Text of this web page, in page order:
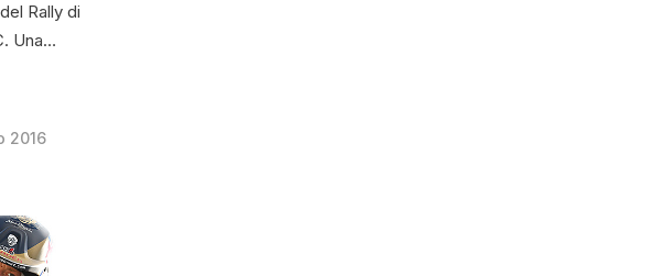
Rally di
Una…
2016